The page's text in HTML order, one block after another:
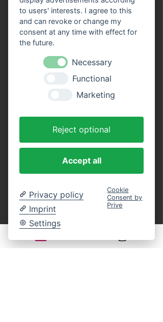
Ein gesetzliches Widerrufsrecht für
terminbezogene Freizeitveranstaltungen
besteht grundsätzlich nicht. Die Rückgabe,
der Umtausch oder eine Stornierung der
ausgeschlossen.
Erwachsene (Rundfahrt)
Anzahl
to users' interests. I agree to this
and can revoke or change my
consent at any time with effect for
the future.
Necessary
Functional
Marketing
Reject optional
Accept all
Privacy policy
Imprint
Settings
Cookie
Consent by
Prive